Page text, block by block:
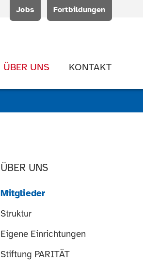
Jobs Fortbildungen
ÜBER UNS KONTAKT
ÜBER UNS
Mitglieder
Struktur
Eigene Einrichtungen
Stiftung PARITÄT